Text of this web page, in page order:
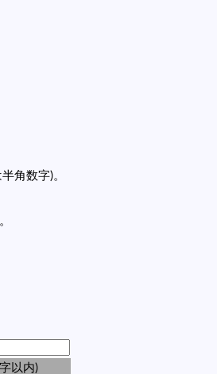
角数字)。
以内)